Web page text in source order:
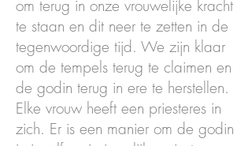
om terug in onze vrouwelijke kracht
te staan en dit neer te zetten in de
tegenwoordige tijd. We zijn klaar
om de tempels terug te claimen en
de godin terug in ere te herstellen.
Elke vrouw heeft een priesteres in
zich. Er is een manier om de godin